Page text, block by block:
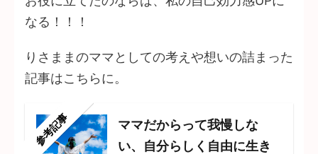
なる！！！
りさままのママとしての考えや想いの詰まった
記事はこちらに。
参考記事
ママだからって我慢しな
い、自分らしく自由に生き